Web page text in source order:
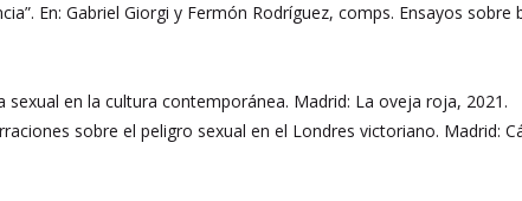
En: Gabriel Giorgi y Fermón Rodríguez, comps. Ensayos sobre
en la cultura contemporánea. Madrid: La oveja roja, 2021.
sobre el peligro sexual en el Londres victoriano. Madrid: